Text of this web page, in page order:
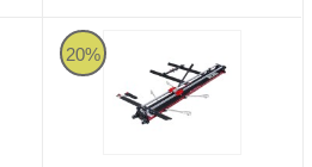
manual con tope lateral y escuadra
20%
Rubi HIT-1600 PLUS RS con